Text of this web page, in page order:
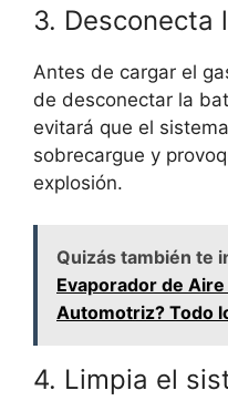
3. Desconecta
Antes de cargar el
de desconectar la
evitará que el
sobrecargue y
explosión.
Quizás también te
Evaporador de
Automotriz? Todo
4. Limpia el